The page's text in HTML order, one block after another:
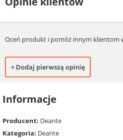
Oceń produkt i pomóż innym klientom
+ Dodaj pierwszą opinię
Informacje
Producent: Deante
Kategoria: Deante